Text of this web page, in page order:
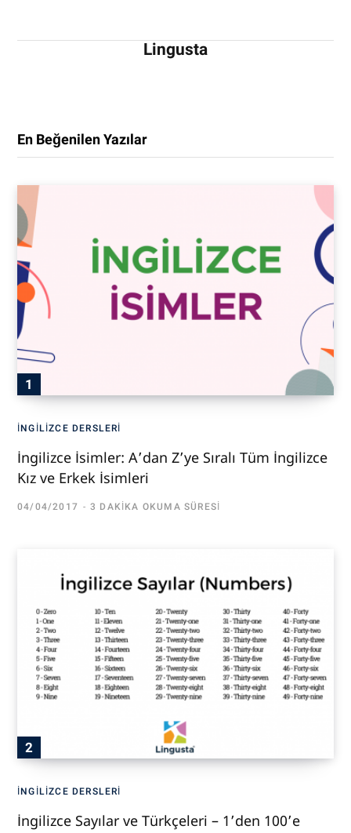
Lingusta
En Beğenilen Yazılar
İNGILIZCE DERSLERI
İngilizce İsimler: A’dan Z’ye Sıralı Tüm İngilizce
Kız ve Erkek İsimleri
04/04/2017 3 DAKIKA OKUMA SÜRESI
İNGILIZCE DERSLERI
İngilizce Sayılar ve Türkçeleri – 1’den 100’e